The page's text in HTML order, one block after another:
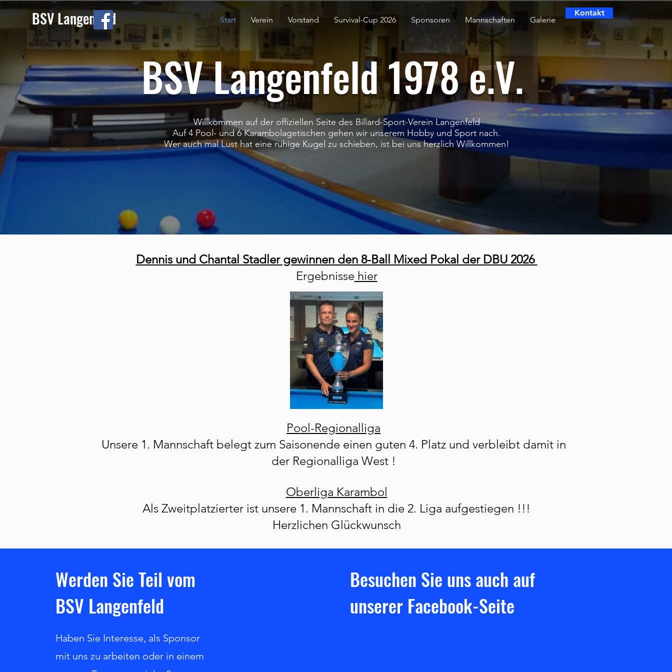
BSV Langenfeld Start Verein Vorstand Survival-Cup 2026 Sponsoren Mannschaften Galerie
Kontakt
BSV Langenfeld 1978 e.V.
Willkommen auf der offiziellen Seite des Billard-Sport-Verein Langenfeld
Auf 4 Pool- und 6 Karambolagetischen gehen wir unserem Hobby und Sport nach.
Wer auch mal Lust hat eine ruhige Kugel zu schieben, ist bei uns herzlich Willkommen!
Dennis und Chantal Stadler gewinnen den 8-Ball Mixed Pokal der DBU 2026
Ergebnisse hier
Pool-Regionalliga
Unsere 1. Mannschaft belegt zum Saisonende einen guten 4. Platz und verbleibt damit in
der Regionalliga West !
Oberliga Karambol
Als Zweitplatzierter ist unsere 1. Mannschaft in die 2. Liga aufgestiegen !!!
Herzlichen Glückwunsch
Werden Sie Teil vom
BSV Langenfeld
Haben Sie Interesse, als Sponsor
mit uns zu arbeiten oder in einem
Besuchen Sie uns auch auf
unserer Facebook-Seite